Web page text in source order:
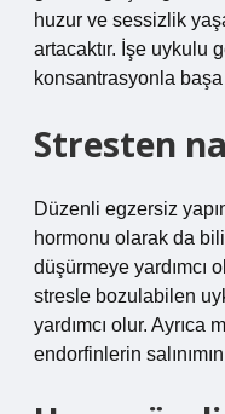
huzur ve sessizlik
artacaktır. İşe uykulu
konsantrasyonla
Stresten
Düzenli egzersiz
hormonu olarak da
düşürmeye yardımcı
stresle bozulabilen
yardımcı olur. Ayrıca
endorfinlerin